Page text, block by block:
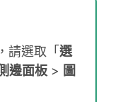
請選取「 選
邊面板 > 圖